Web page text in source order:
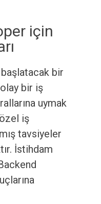
için
bir
bir iş
uymak
iş
tavsiyeler
İstihdam